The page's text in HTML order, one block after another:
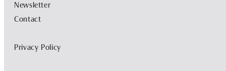
Newsletter
Contact
Privacy Policy